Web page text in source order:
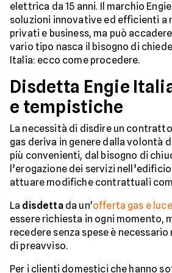
elettrica da 15 anni. Il marchio
soluzioni innovative ed efficienti a
privati e business, ma può
vario tipo nasca il bisogno di
Italia: ecco come procedere.
Disdetta Engie
e tempistiche
La necessità di disdire un
gas deriva in genere dalla volontà
più convenienti, dal bisogno di
l’erogazione dei servizi
attuare modifiche contrattuali
La disdettada un'offerta gas e
essere richiesta in ogni momento,
recedere senza spese è
di preavviso.
Per i clienti domestici che hanno